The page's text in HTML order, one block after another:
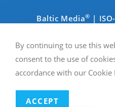
Baltic Media® |
By continuing to use this
consent to the use of
accordance with our Cookie
ACCEPT